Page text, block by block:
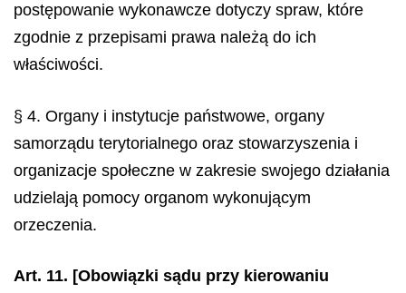
postępowanie wykonawcze dotyczy spraw, które
zgodnie z przepisami prawa należą do ich
właściwości.
§ 4. Organy i instytucje państwowe, organy
samorządu terytorialnego oraz stowarzyszenia i
organizacje społeczne w zakresie swojego działania
udzielają pomocy organom wykonującym
orzeczenia.
Art. 11. [Obowiązki sądu przy kierowaniu